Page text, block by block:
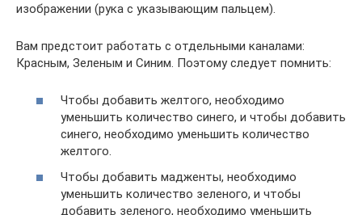
изображении (рука с указывающим пальцем).
Вам предстоит работать с отдельными каналами:
Красным, Зеленым и Синим. Поэтому следует помнить:
Чтобы добавить желтого, необходимо
уменьшить количество синего, и чтобы добавить
синего, необходимо уменьшить количество
желтого.
Чтобы добавить мадженты, необходимо
уменьшить количество зеленого, и чтобы
добавить зеленого, необходимо уменьшить